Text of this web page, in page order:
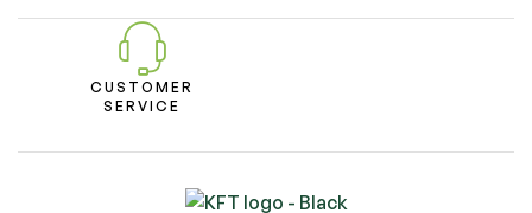
CUSTOMER
SERVICE